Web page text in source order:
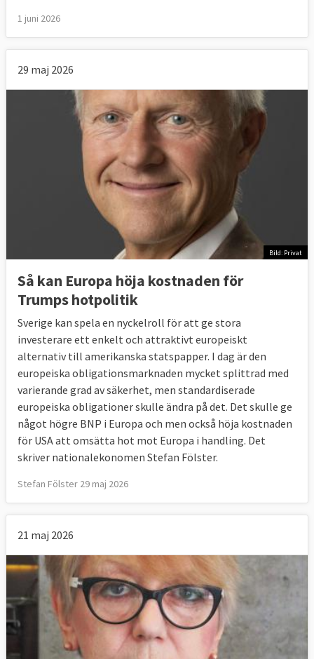
1 juni 2026
29 maj 2026
Bild: Privat
Så kan Europa höja kostnaden för
Trumps hotpolitik
Sverige kan spela en nyckelroll för att ge stora
investerare ett enkelt och attraktivt europeiskt
alternativ till amerikanska statspapper. I dag är den
europeiska obligationsmarknaden mycket splittrad med
varierande grad av säkerhet, men standardiserade
europeiska obligationer skulle ändra på det. Det skulle ge
något högre BNP i Europa och men också höja kostnaden
för USA att omsätta hot mot Europa i handling. Det
skriver nationalekonomen Stefan Fölster.
Stefan Fölster 29 maj 2026
21 maj 2026